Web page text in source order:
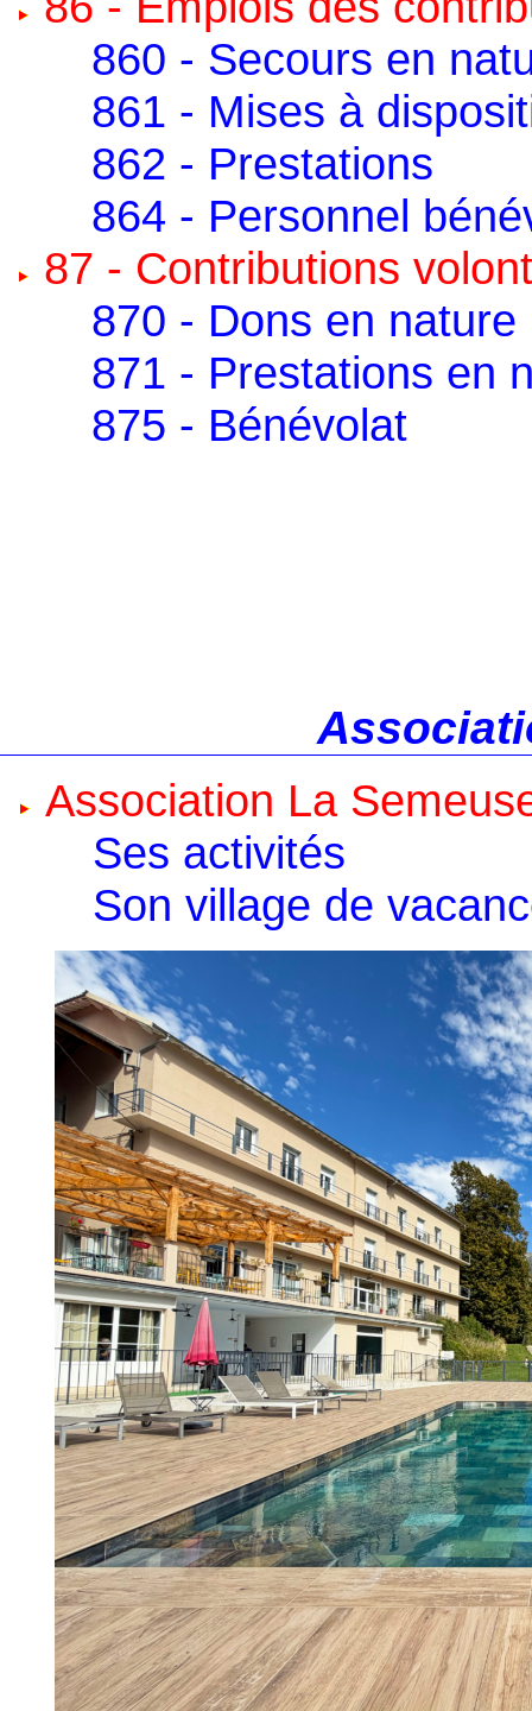
860 - Secours en
861 - Mises à
862 - Prestations
864 - Personnel
87 - Contributions
870 - Dons en nature
871 - Prestations en
875 - Bénévolat
Association La
Ses activités
Son village de